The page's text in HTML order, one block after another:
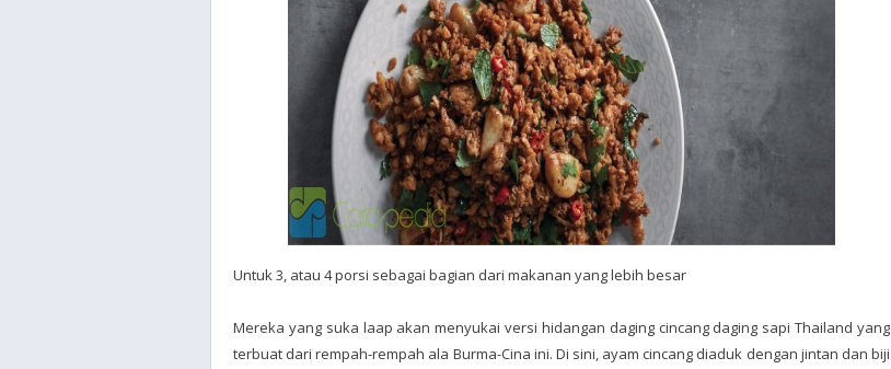
Untuk 3, atau 4 porsi sebagai bagian dari makanan yang lebih besar
Mereka yang suka laap akan menyukai versi hidangan daging cincang daging sapi Thailand yang
terbuat dari rempah-rempah ala Burma-Cina ini. Di sini, ayam cincang diaduk dengan jintan dan biji